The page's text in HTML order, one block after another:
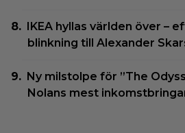
IKEA hyllas världen över –
blinkning till Alexander
Ny milstolpe för ”The
Nolans mest